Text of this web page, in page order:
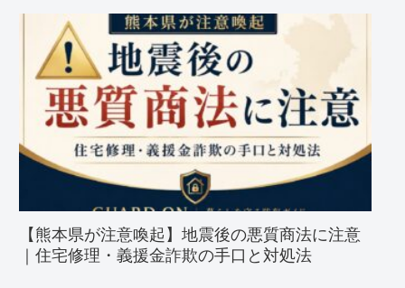
【熊本県が注意喚起】地震後の悪質商法に注意
｜住宅修理・義援金詐欺の手口と対処法